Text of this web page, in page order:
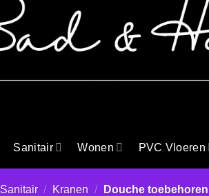
Sanitair Wonen PVC Vloeren
Sanitair / Kranen / Douche toebehoren